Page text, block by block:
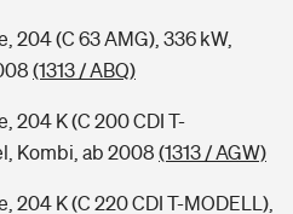
204 (C 63 AMG), 336 kW,
(1313 / ABQ)
204 K (C 200 CDI T-
Kombi, ab 2008 (1313 / AGW)
204 K (C 220 CDI T-MODELL),